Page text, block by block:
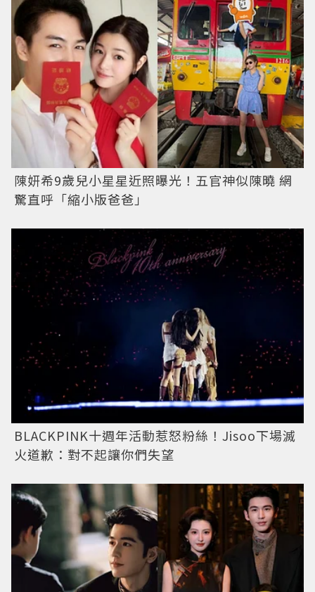
陳妍希9歲兒小星星近照曝光！五官神似陳曉 網
驚直呼「縮小版爸爸」
BLACKPINK十週年活動惹怒粉絲！Jisoo下場滅
火道歉：對不起讓你們失望